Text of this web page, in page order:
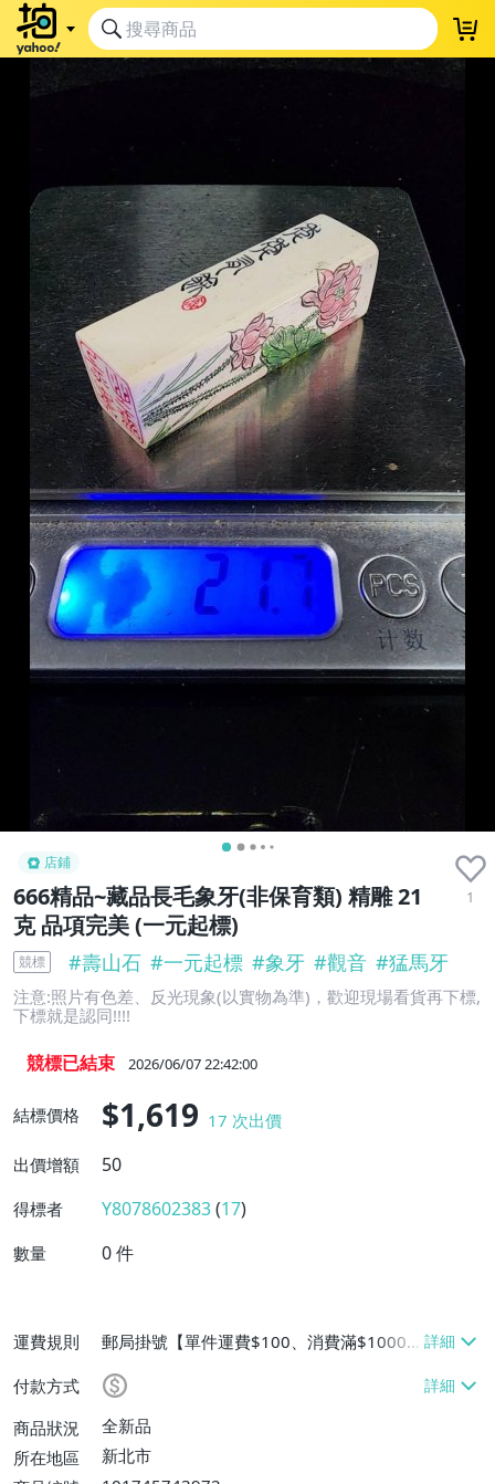
店鋪
666精品~藏品長毛象牙(非保育類) 精雕 21
克 品項完美 (一元起標)
1
競標 #壽山石 #一元起標 #象牙 #觀音 #猛馬牙
注意:照片有色差、反光現象(以實物為準)，歡迎現場看貨再下標,
下標就是認同!!!!
競標已結束 2026/06/07 22:42:00
結標價格 $1,619 17 次出價
出價增額
50
得標者 Y8078602383(17)
數量 0件
運費規則
郵局掛號【單件運費$100、消費滿$10000
免運費】
付款方式
商品狀況
全新品
所在地區
新北市